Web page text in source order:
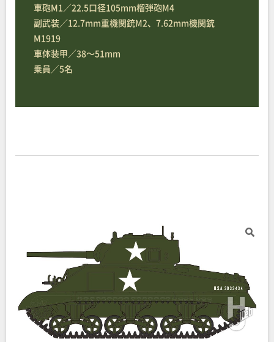
車砲M1／22.5口径105mm榴弾砲M4
副武装／12.7mm重機関銃M2、7.62mm機関銃
M1919
車体装甲／38～51mm
乗員／5名